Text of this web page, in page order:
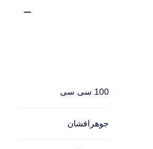
100 سی سی
جوهرافشان